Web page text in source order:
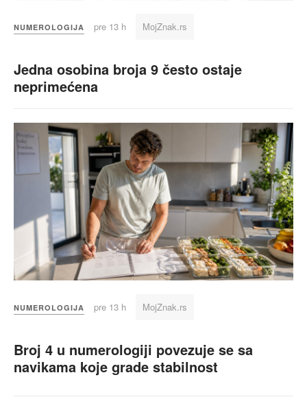
NUMEROLOGIJA pre 13 h MojZnak.rs
Jedna osobina broja 9 često ostaje
neprimećena
NUMEROLOGIJA pre 13 h MojZnak.rs
Broj 4 u numerologiji povezuje se sa
navikama koje grade stabilnost